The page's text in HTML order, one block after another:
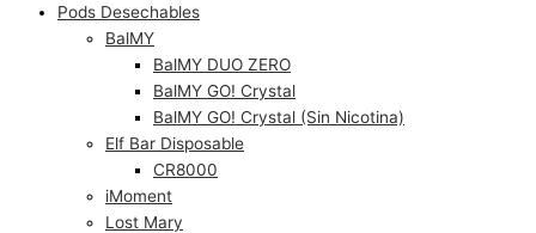
Pods Desechables
BalMY
BalMY DUO ZERO
BalMY GO! Crystal
BalMY GO! Crystal (Sin Nicotina)
Elf Bar Disposable
CR8000
iMoment
Lost Mary